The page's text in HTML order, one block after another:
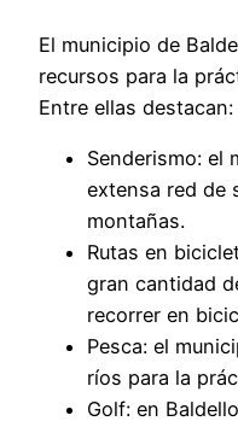
El municipio de
recursos para la
Entre ellas destacan:
Senderismo: el
extensa red de
montañas.
Rutas en
gran cantidad
recorrer en
Pesca: el
ríos para la
Golf: en